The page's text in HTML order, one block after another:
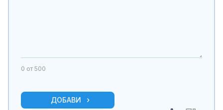
0 от 500
ДОБАВИ